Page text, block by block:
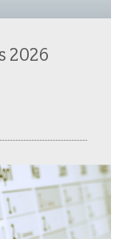
2026